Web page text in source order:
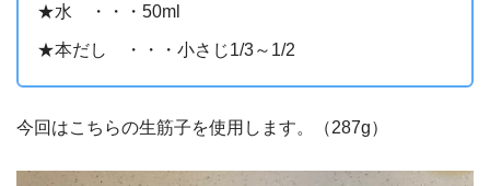
★水 ・・・50ml
★本だし ・・・小さじ1/3～1/2
今回はこちらの生筋子を使用します。（287g）